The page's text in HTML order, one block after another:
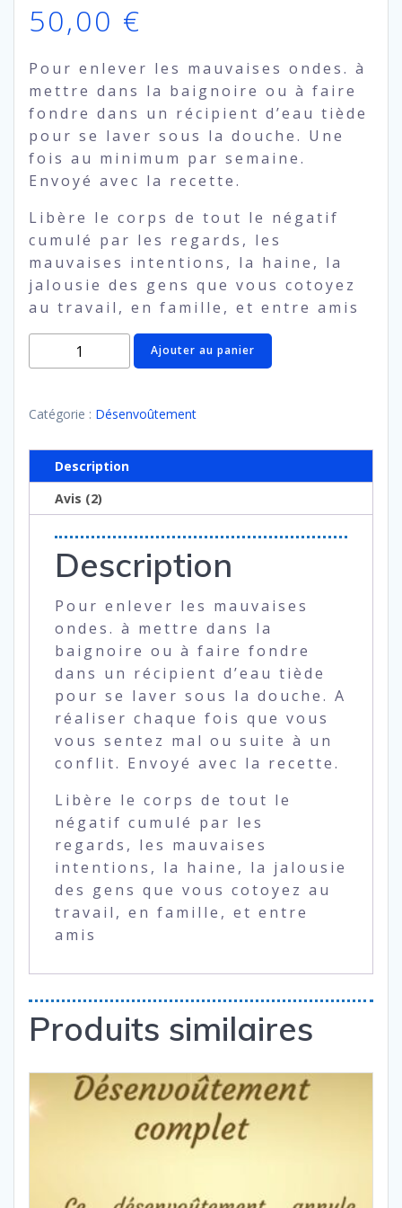
50,00 €
Pour enlever les mauvaises ondes. à
mettre dans la baignoire ou à faire
fondre dans un récipient d’eau tiède
pour se laver sous la douche. Une
fois au minimum par semaine.
Envoyé avec la recette.
Libère le corps de tout le négatif
cumulé par les regards, les
mauvaises intentions, la haine, la
jalousie des gens que vous cotoyez
au travail, en famille, et entre amis
quantité
de
de
consacré
Ajouter au panier
Catégorie : Désenvoûtement
Description
Avis (2)
Description
Pour enlever les mauvaises
ondes. à mettre dans la
baignoire ou à faire fondre
dans un récipient d’eau tiède
pour se laver sous la douche. A
réaliser chaque fois que vous
vous sentez mal ou suite à un
conflit. Envoyé avec la recette.
Libère le corps de tout le
négatif cumulé par les
regards, les mauvaises
intentions, la haine, la jalousie
des gens que vous cotoyez au
travail, en famille, et entre
amis
Produits similaires